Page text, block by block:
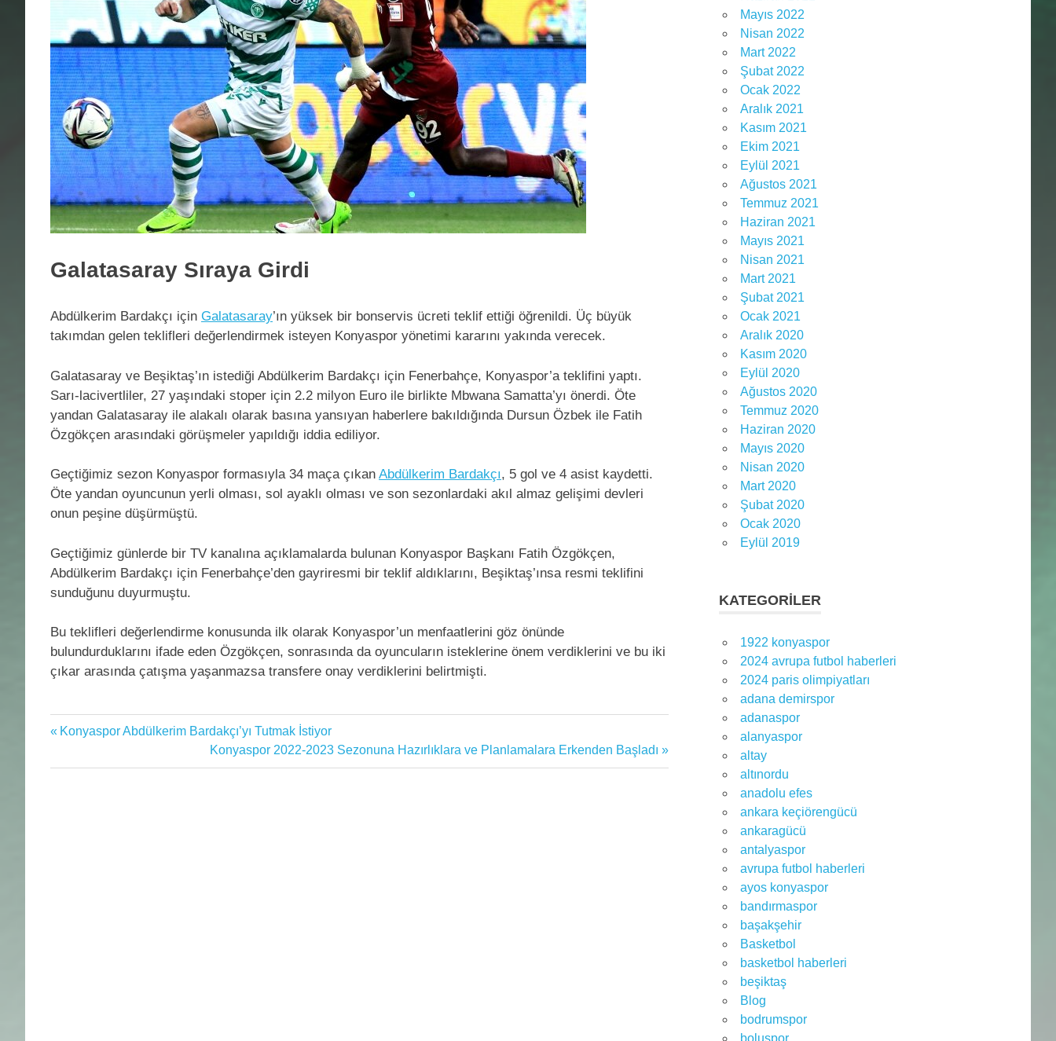
Galatasaray Sıraya Girdi
Abdülkerim Bardakçı için Galatasaray’ın yüksek bir bonservis ücreti teklif ettiği öğrenildi. Üç büyük
takımdan gelen teklifleri değerlendirmek isteyen Konyaspor yönetimi kararını yakında verecek.
Galatasaray ve Beşiktaş’ın istediği Abdülkerim Bardakçı için Fenerbahçe, Konyaspor’a teklifini yaptı.
Sarı-lacivertliler, 27 yaşındaki stoper için 2.2 milyon Euro ile birlikte Mbwana Samatta’yı önerdi. Öte
yandan Galatasaray ile alakalı olarak basına yansıyan haberlere bakıldığında Dursun Özbek ile Fatih
Özgökçen arasındaki görüşmeler yapıldığı iddia ediliyor.
Geçtiğimiz sezon Konyaspor formasıyla 34 maça çıkan Abdülkerim Bardakçı, 5 gol ve 4 asist kaydetti.
Öte yandan oyuncunun yerli olması, sol ayaklı olması ve son sezonlardaki akıl almaz gelişimi devleri
onun peşine düşürmüştü.
Geçtiğimiz günlerde bir TV kanalına açıklamalarda bulunan Konyaspor Başkanı Fatih Özgökçen,
Abdülkerim Bardakçı için Fenerbahçe’den gayriresmi bir teklif aldıklarını, Beşiktaş’ınsa resmi teklifini
sunduğunu duyurmuştu.
Bu teklifleri değerlendirme konusunda ilk olarak Konyaspor’un menfaatlerini göz önünde
bulundurduklarını ifade eden Özgökçen, sonrasında da oyuncuların isteklerine önem verdiklerini ve bu iki
çıkar arasında çatışma yaşanmazsa transfere onay verdiklerini belirtmişti.
abdülkerim
bardakçı
Yazı
gezinmesi
Previous
Konyaspor Abdülkerim Bardakçı’yı Tutmak İstiyor
Next
Post:
Konyaspor 2022-2023 Sezonuna Hazırlıklara ve Planlamalara Erkenden Başladı
Mayıs 2022
Nisan 2022
Mart 2022
Şubat 2022
Ocak 2022
Aralık 2021
Kasım 2021
Ekim 2021
Eylül 2021
Ağustos 2021
Temmuz 2021
Haziran 2021
Mayıs 2021
Nisan 2021
Mart 2021
Şubat 2021
Ocak 2021
Aralık 2020
Kasım 2020
Eylül 2020
Ağustos 2020
Temmuz 2020
Haziran 2020
Mayıs 2020
Nisan 2020
Mart 2020
Şubat 2020
Ocak 2020
Eylül 2019
KATEGORILER
1922 konyaspor
2024 avrupa futbol haberleri
2024 paris olimpiyatları
adana demirspor
adanaspor
alanyaspor
altay
altınordu
anadolu efes
ankara keçiörengücü
ankaragücü
antalyaspor
avrupa futbol haberleri
ayos konyaspor
bandırmaspor
başakşehir
Basketbol
basketbol haberleri
beşiktaş
Blog
bodrumspor
boluspor